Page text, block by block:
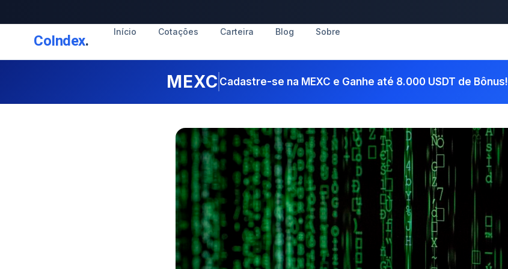
CoIndex. Início Cotações Carteira Blog Sobre
MEXC Cadastre-se na MEXC e Ganhe até 8.000 USDT de Bônus!